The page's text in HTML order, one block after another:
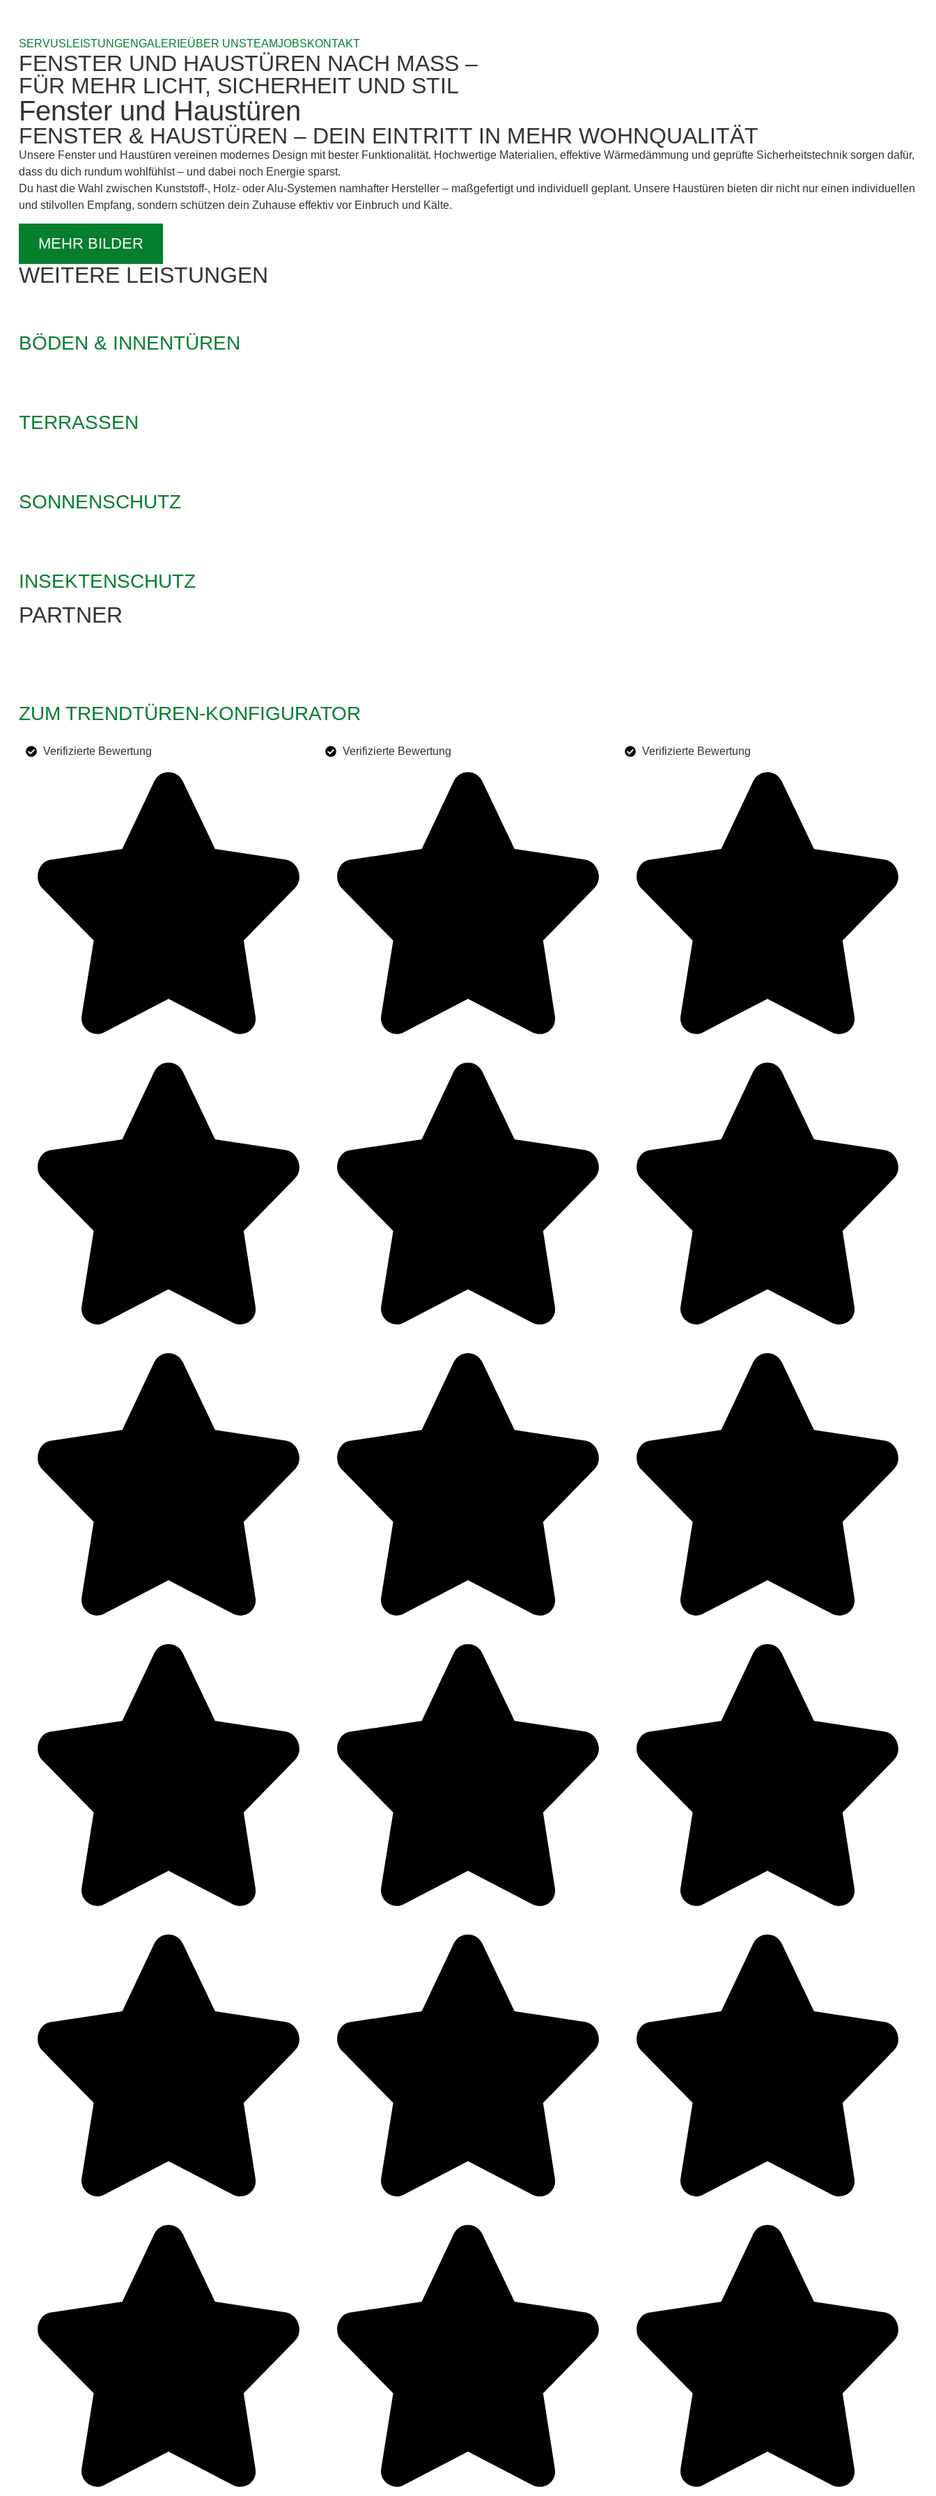
SERVUS LEISTUNGENGALERIEÜBER UNSTEAMJOBSKONTAKT
FENSTER UND HAUSTÜREN NACH MASS –
FÜR MEHR LICHT, SICHERHEIT UND STIL
Fenster und Haustüren
FENSTER & HAUSTÜREN – DEIN EINTRITT IN MEHR WOHNQUALITÄT
Unsere Fenster und Haustüren vereinen modernes Design mit bester Funktionalität. Hochwertige Materialien, effektive Wärmedämmung und geprüfte Sicherheitstechnik sorgen dafür,
dass du dich rundum wohlfühlst – und dabei noch Energie sparst.
Du hast die Wahl zwischen Kunststoff-, Holz- oder Alu-Systemen namhafter Hersteller – maßgefertigt und individuell geplant. Unsere Haustüren bieten dir nicht nur einen individuellen
und stilvollen Empfang, sondern schützen dein Zuhause effektiv vor Einbruch und Kälte.
MEHR BILDER
WEITERE LEISTUNGEN
BÖDEN & INNENTÜREN
TERRASSEN
SONNEN­SCHUTZ
INSEKTEN­SCHUTZ
PARTNER
ZUM TRENDTÜREN-KONFIGURATOR
Verifizierte Bewertung Verifizierte Bewertung Verifizierte Bewertung